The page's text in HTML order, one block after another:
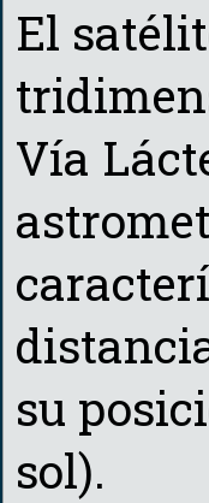
El
Vía
su
sol).